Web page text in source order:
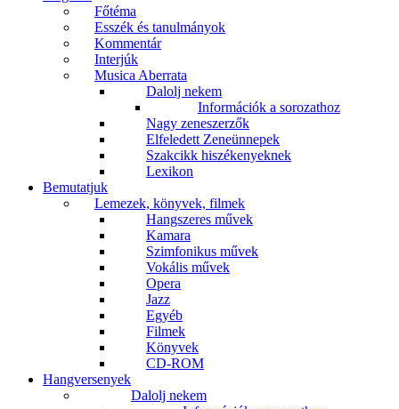
Főtéma
Esszék és tanulmányok
Kommentár
Interjúk
Musica Aberrata
Dalolj nekem
Információk a sorozathoz
Nagy zeneszerzők
Elfeledett Zeneünnepek
Szakcikk hiszékenyeknek
Lexikon
Bemutatjuk
Lemezek, könyvek, filmek
Hangszeres művek
Kamara
Szimfonikus művek
Vokális művek
Opera
Jazz
Egyéb
Filmek
Könyvek
CD-ROM
Hangversenyek
Dalolj nekem